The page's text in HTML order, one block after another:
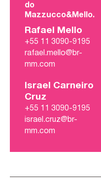
do
Mazzucco&Mello.
Rafael Mello
+55 11 3090-9195
rafael.mello@br-
mm.com
Israel Carneiro
Cruz
+55 11 3090-9195
israel.cruz@br-
mm.com